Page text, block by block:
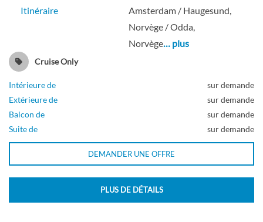
Pont Beethoven
Intérieure
Pont Beethoven
Intérieure
Itinéraire
Amsterdam / Haugesund,
Norvège / Odda,
Norvège… plus
Cruise Only
Intérieure de
sur demande
Extérieure de
sur demande
Balcon de
sur demande
Suite de
sur demande
DEMANDER UNE OFFRE
PLUS DE DÉTAILS